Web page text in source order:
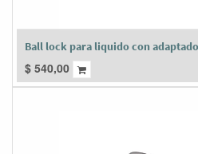
Ball lock para liquido con
$ 540,00